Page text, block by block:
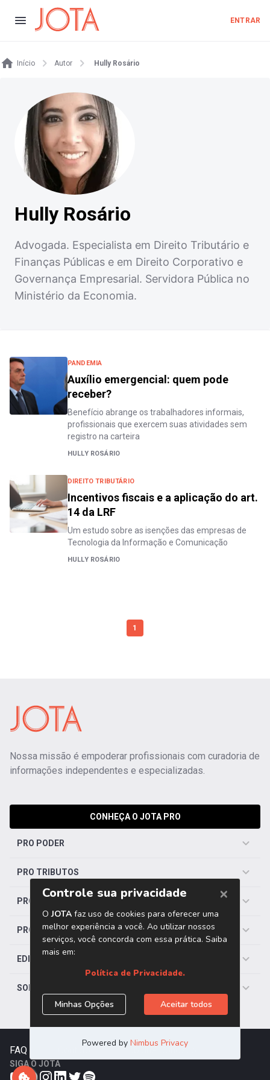
ENTRAR
Início Autor Hully Rosário
Hully Rosário
Advogada. Especialista em Direito Tributário e
Finanças Públicas e em Direito Corporativo e
Governança Empresarial. Servidora Pública no
Ministério da Economia.
PANDEMIA
Auxílio emergencial: quem pode
receber?
Benefício abrange os trabalhadores informais,
profissionais que exercem suas atividades sem
registro na carteira
HULLY ROSÁRIO
DIREITO TRIBUTÁRIO
Incentivos fiscais e a aplicação do art.
14 da LRF
Um estudo sobre as isenções das empresas de
Tecnologia da Informação e Comunicação
HULLY ROSÁRIO
1
Nossa missão é empoderar profissionais com curadoria de
informações independentes e especializadas.
CONHEÇA O JOTA PRO
PRO PODER
PRO TRIBUTOS
PRO TRABALHISTA
PRO SAÚDE
EDITORIAS
SOBRE O JOTA
FAQ Trabalhe Conosco
SIGA O JOTA